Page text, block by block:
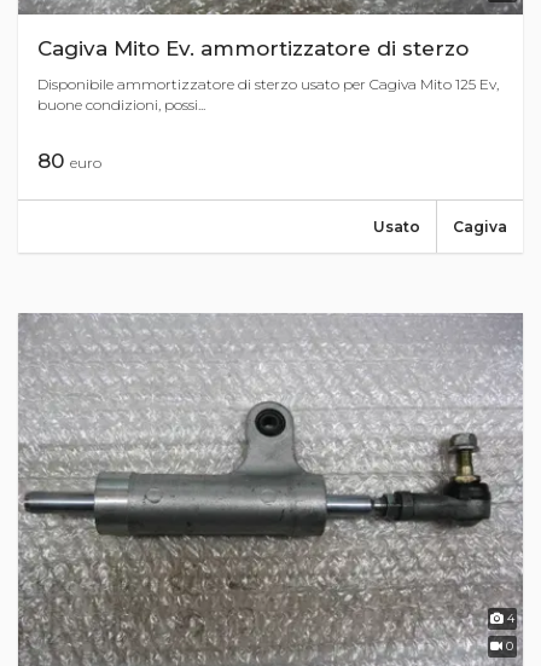
Cagiva Mito Ev. ammortizzatore di sterzo
Disponibile ammortizzatore di sterzo usato per Cagiva Mito 125 Ev,
buone condizioni, possi...
80 euro
Cagiva
Usato
4
0